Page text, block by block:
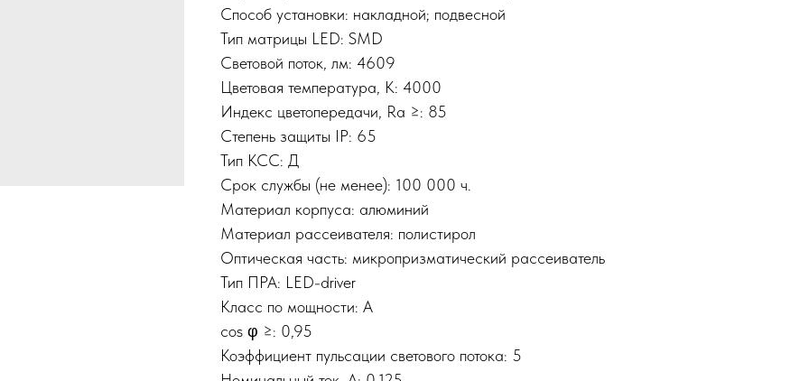
Способ установки: накладной; подвесной
Тип матрицы LED: SMD
Световой поток, лм: 4609
Цветовая температура, К: 4000
Индекс цветопередачи, Ra ≥: 85
Степень защиты IP: 65
Тип КСС: Д
Срок службы (не менее): 100 000 ч.
Материал корпуса: алюминий
Материал рассеивателя: полистирол
Оптическая часть: микропризматический рассеиватель
Тип ПРА: LED-driver
Класс по мощности: A
cos φ ≥: 0,95
Коэффициент пульсации светового потока: 5